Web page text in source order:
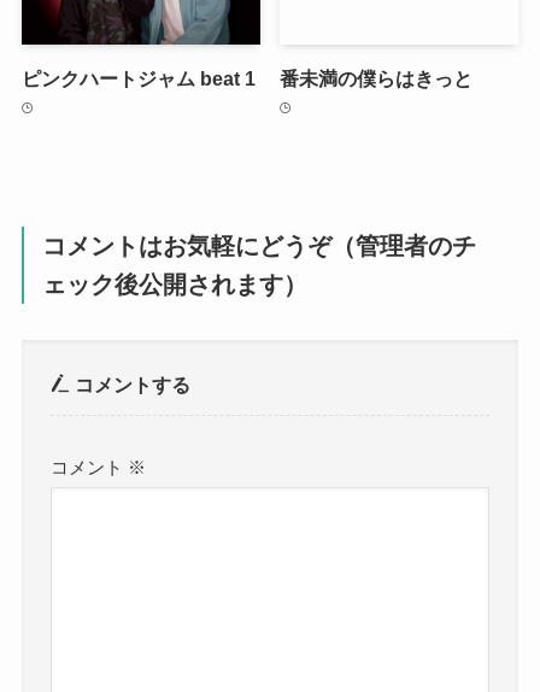
ピンクハートジャム beat 1 番未満の僕らはきっと
コメントはお気軽にどうぞ（管理者のチ
ェック後公開されます）
コメントする
コメント ※